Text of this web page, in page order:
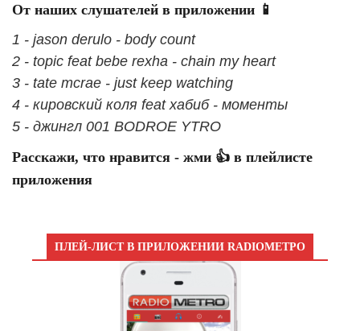
От наших слушателей в приложении 📱
1 - jason derulo - body count
2 - topic feat bebe rexha - chain my heart
3 - tate mcrae - just keep watching
4 - кировский коля feat хабиб - моменты
5 - джингл 001 BODROE YTRO
Расскажи, что нравится - жми 👍 в плейлисте
приложения
ПЛЕЙ-ЛИСТ В ПРИЛОЖЕНИИ RADIOМЕТРО